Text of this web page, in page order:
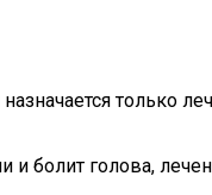
только
и болит голова,